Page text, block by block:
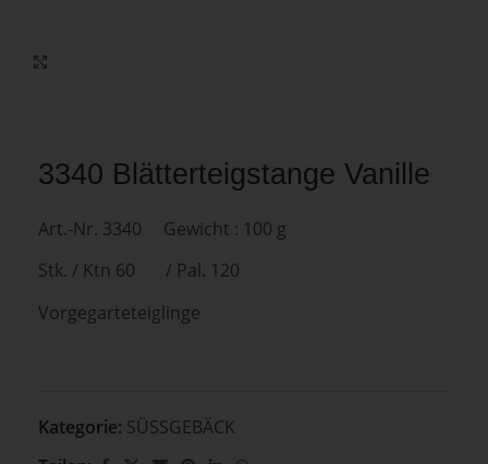
3340 Blätterteigstange Vanille
Art.-Nr. 3340 Gewicht : 100 g
Stk. / Ktn 60 / Pal. 120
Vorgegarteteiglinge
Kategorie: SÜSSGEBÄCK